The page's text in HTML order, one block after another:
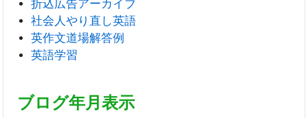
折込広告アーカイブ
社会人やり直し英語
英作文道場解答例
英語学習
ブログ年月表示